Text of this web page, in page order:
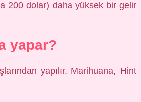
200 dolar) daha yüksek bir gelir
yapar?
yapılır. Marihuana, Hint